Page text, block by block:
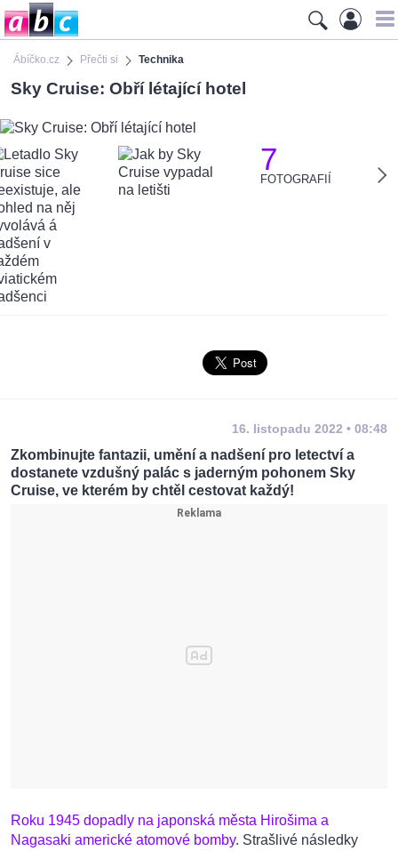
Ábíčko.cz Přečti si Technika
Sky Cruise: Obří létající hotel
7
FOTOGRAFIÍ
16. listopadu 2022 • 08:48
Zkombinujte fantazii, umění a nadšení pro letectví a
dostanete vzdušný palác s jaderným pohonem Sky
Cruise, ve kterém by chtěl cestovat každý!
Roku 1945 dopadly na japonská města Hirošima a
Nagasaki americké atomové bomby. Strašlivé následky